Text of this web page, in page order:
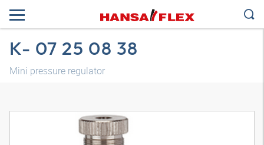
K- 07 25 08 38
Mini pressure regulator